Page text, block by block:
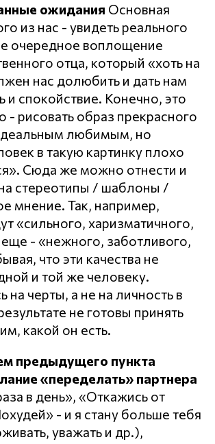
ожидания Основная
из нас - увидеть реального
очередное воплощение
отца, который «хоть на
нас долюбить и дать нам
и спокойствие. Конечно, это
- рисовать образ прекрасного
любимым, но
в такую картинку плохо
Сюда же можно отнести и
стереотипы / шаблоны /
мнение. Так, например,
«сильного, харизматичного,
- «нежного, заботливого,
что эти качества не
и той же человеку.
на черты, а не на личность в
не готовы принять
какой он есть.
предыдущего пункта
«переделать» партнера
в день», «Откажись от
- и я стану больше тебя
уважать и др.),